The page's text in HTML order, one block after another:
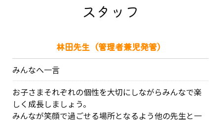
スタッフ
林田先生（管理者兼児発管）
みんなへ一言
お子さまそれぞれの個性を大切にしながらみんなで楽
しく成長しましょう。
みんなが笑顔で過ごせる場所となるよう他の先生と一